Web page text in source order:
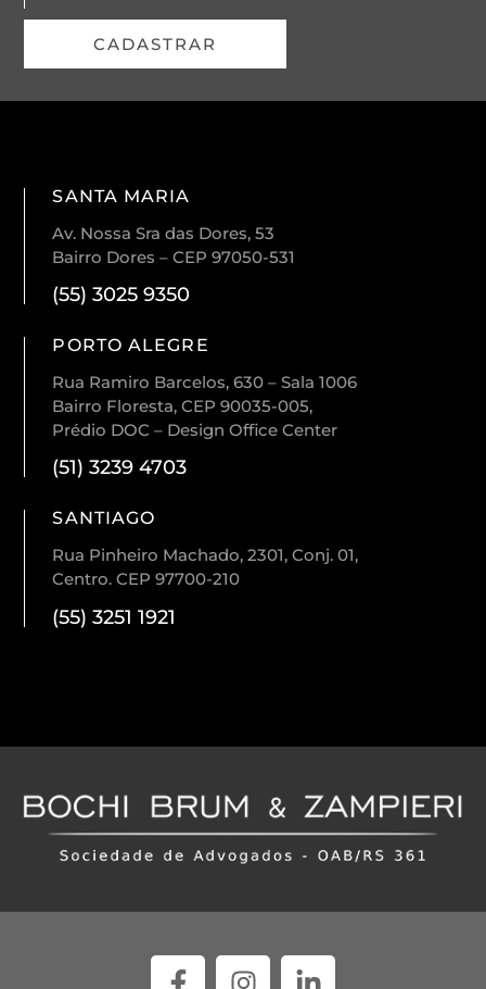
CADASTRAR
SANTA MARIA
Av. Nossa Sra das Dores, 53
Bairro Dores – CEP 97050-531
(55) 3025 9350
PORTO ALEGRE
Rua Ramiro Barcelos, 630 – Sala 1006
Bairro Floresta, CEP 90035-005,
Prédio DOC – Design Office Center
(51) 3239 4703
SANTIAGO
Rua Pinheiro Machado, 2301, Conj. 01,
Centro. CEP 97700-210
(55) 3251 1921